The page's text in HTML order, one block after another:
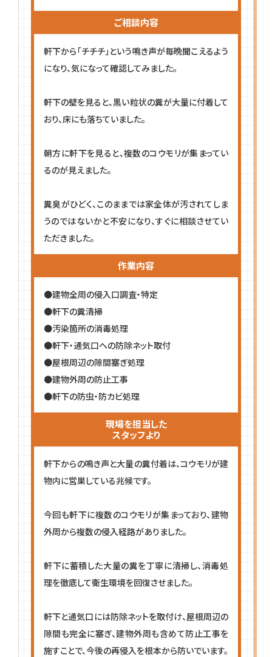
ご相談内容
軒下から「チチチ」という鳴き声が毎晩聞こえるよう
になり、気になって確認してみました。
軒下の壁を見ると、黒い粒状の糞が大量に付着して
おり、床にも落ちていました。
朝方に軒下を見ると、複数のコウモリが集まってい
るのが見えました。
糞臭がひどく、このままでは家全体が汚されてしま
うのではないかと不安になり、すぐに相談させてい
ただきました。
作業内容
●建物全周の侵入口調査・特定
●軒下の糞清掃
●汚染箇所の消毒処理
●軒下・通気口への防除ネット取付
●屋根周辺の隙間塞ぎ処理
●建物外周の防止工事
●軒下の防虫・防カビ処理
現場を担当した
スタッフより
軒下からの鳴き声と大量の糞付着は、コウモリが建
物内に営巣している兆候です。
今回も軒下に複数のコウモリが集まっており、建物
外周から複数の侵入経路がありました。
軒下に蓄積した大量の糞を丁寧に清掃し、消毒処
理を徹底して衛生環境を回復させました。
軒下と通気口には防除ネットを取付け、屋根周辺の
隙間も完全に塞ぎ、建物外周も含めて防止工事を
施すことで、今後の再侵入を根本から防いでいます。